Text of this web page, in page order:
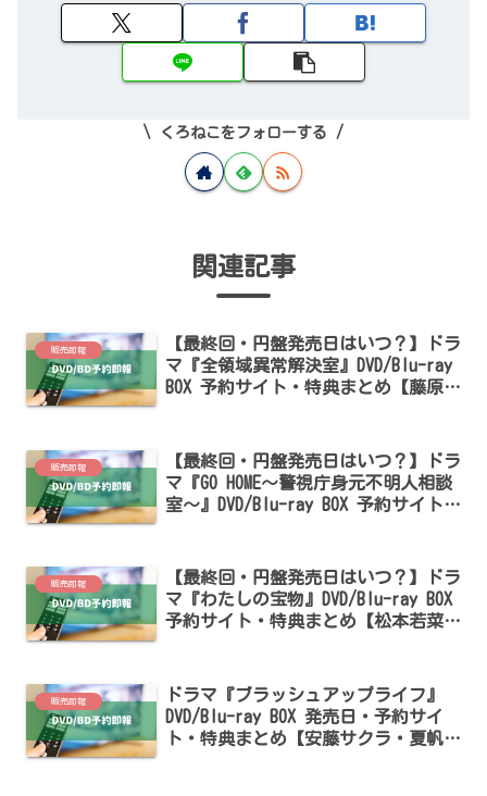
くろねこをフォローする
関連記事
販売即報
【最終回・円盤発売日はいつ？】ドラ
マ『全領域異常解決室』DVD/Blu-ray
BOX 予約サイト・特典まとめ【藤原竜
販売即報
【最終回・円盤発売日はいつ？】ドラ
マ『GO HOME～警視庁身元不明人相談
室～』DVD/Blu-ray BOX 予約サイト・
販売即報
【最終回・円盤発売日はいつ？】ドラ
マ『わたしの宝物』DVD/Blu-ray BOX
予約サイト・特典まとめ【松本若菜・
販売即報
ドラマ『ブラッシュアップライフ』
DVD/Blu-ray BOX 発売日・予約サイ
ト・特典まとめ【安藤サクラ・夏帆出